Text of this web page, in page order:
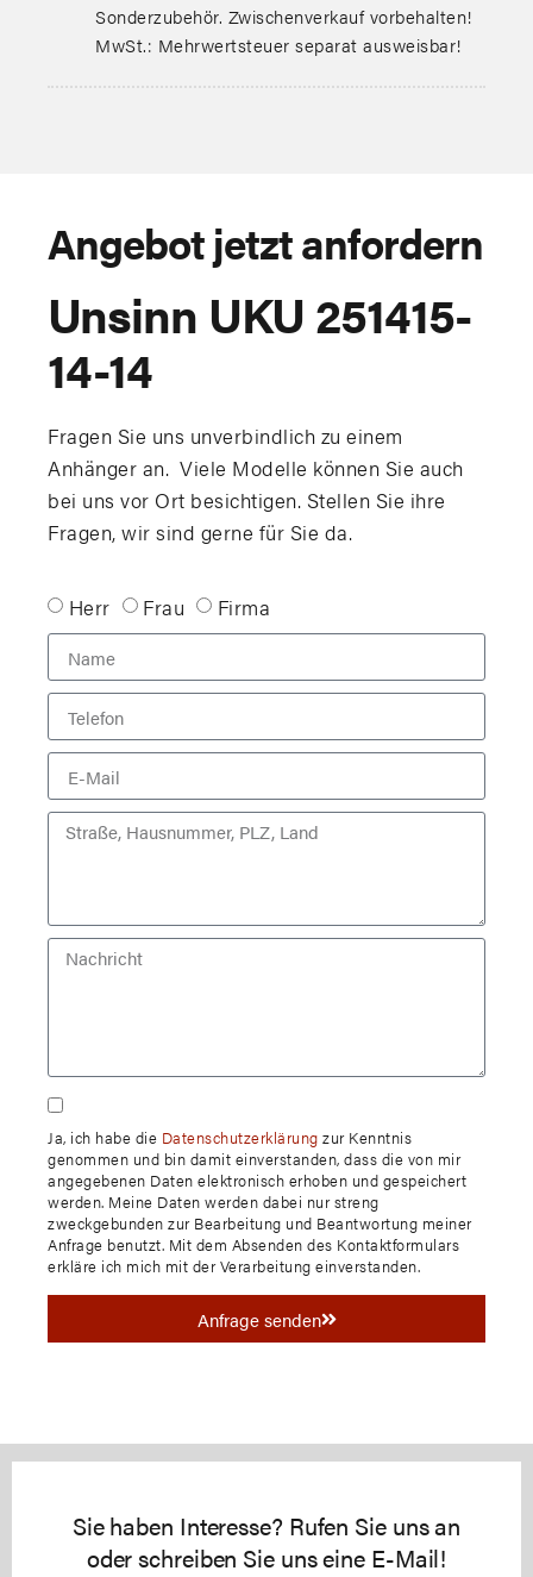
Sonderzubehör. Zwischenverkauf vorbehalten!
MwSt.: Mehrwertsteuer separat ausweisbar!
Angebot jetzt anfordern
Unsinn UKU 251415-
14-14
Fragen Sie uns unverbindlich zu einem
Anhänger an. Viele Modelle können Sie auch
bei uns vor Ort besichtigen. Stellen Sie ihre
Fragen, wir sind gerne für Sie da.
Herr Frau Firma
Ja, ich habe die Datenschutzerklärung zur Kenntnis
genommen und bin damit einverstanden, dass die von mir
angegebenen Daten elektronisch erhoben und gespeichert
werden. Meine Daten werden dabei nur streng
zweckgebunden zur Bearbeitung und Beantwortung meiner
Anfrage benutzt. Mit dem Absenden des Kontaktformulars
erkläre ich mich mit der Verarbeitung einverstanden.
Anfrage senden
Sie haben Interesse? Rufen Sie uns an
oder schreiben Sie uns eine E-Mail!